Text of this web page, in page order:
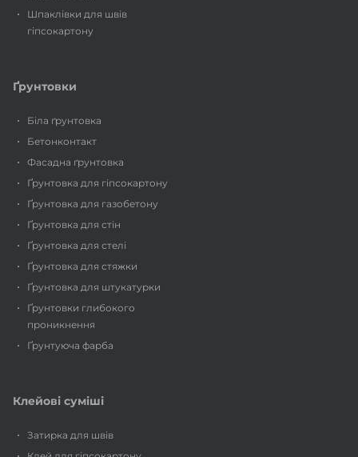
Шпаклівки для швів
гіпсокартону
Ґрунтовки
Біла ґрунтовка
Бетонконтакт
Фасадна ґрунтовка
Ґрунтовка для гіпсокартону
Ґрунтовка для газобетону
Ґрунтовка для стін
Ґрунтовка для стелі
Ґрунтовка для стяжки
Ґрунтовка для штукатурки
Ґрунтовки глибокого
проникнення
Ґрунтуюча фарба
Клейові суміші
Затирка для швів